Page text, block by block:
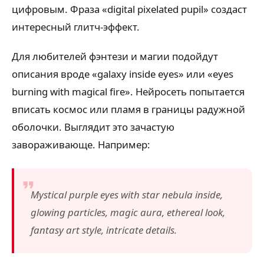
цифровым. Фраза «digital pixelated pupil» создаст
интересный глитч-эффект.
Для любителей фэнтези и магии подойдут
описания вроде «galaxy inside eyes» или «eyes
burning with magical fire». Нейросеть попытается
вписать космос или пламя в границы радужной
оболочки. Выглядит это зачастую
завораживающе. Например:
Mystical purple eyes with star nebula inside,
glowing particles, magic aura, ethereal look,
fantasy art style, intricate details.